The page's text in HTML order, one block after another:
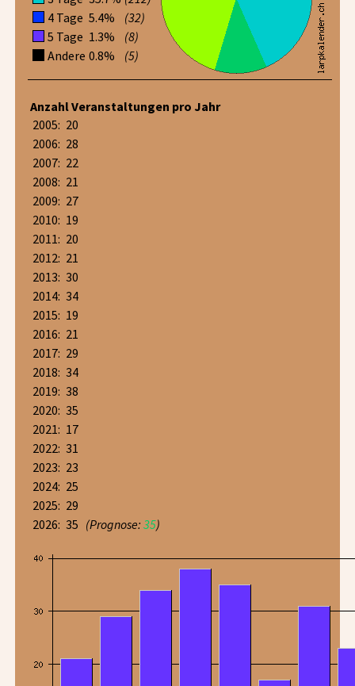
4 Tage 5.4%
(32)
5 Tage 1.3%
(8)
Andere 0.8% (5)
Anzahl Veranstaltungen pro Jahr
2005: 20
2006: 28
2007: 22
2008: 21
2009: 27
2010: 19
2011: 20
2012: 21
2013: 30
2014: 34
2015: 19
2016: 21
2017: 29
2018: 34
2019: 38
2020: 35
2021: 17
2022: 31
2023: 23
2024: 25
2025: 29
2026: 35 (Prognose:35)